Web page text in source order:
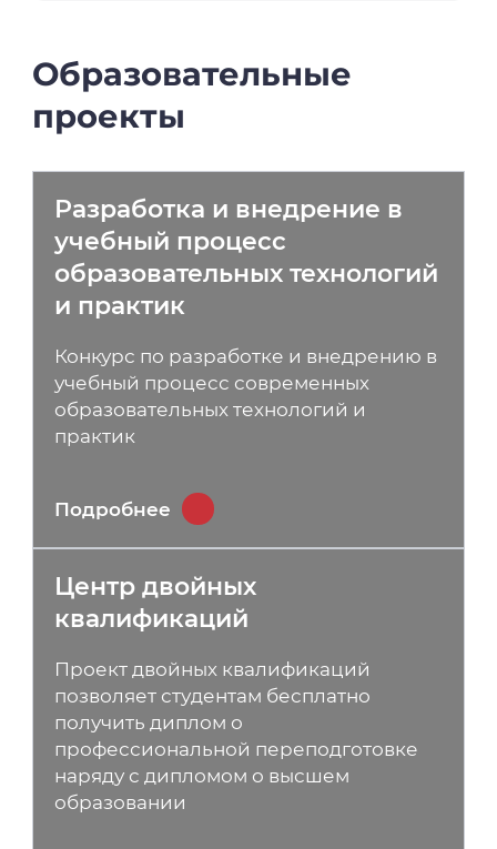
Образовательные
проекты
Разработка и внедрение в
учебный процесс
образовательных технологий
и практик
Конкурс по разработке и внедрению в
учебный процесс современных
образовательных технологий и
практик
Подробнее
Центр двойных
квалификаций
Проект двойных квалификаций
позволяет студентам бесплатно
получить диплом о
профессиональной переподготовке
наряду с дипломом о высшем
образовании